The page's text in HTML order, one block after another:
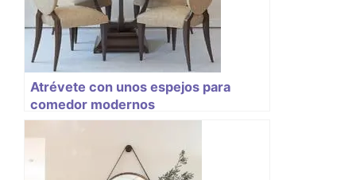
Atrévete con unos espejos para
comedor modernos